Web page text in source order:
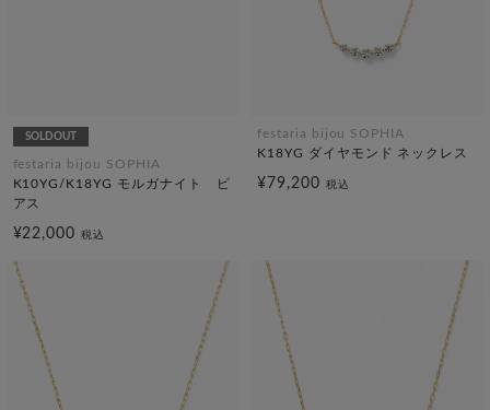
SOLDOUT
festaria bijou SOPHIA
K10YG/K18YG モルガナイト ピ
アス
¥22,000税込
festaria bijou SOPHIA
K18YG ダイヤモンド ネックレス
¥79,200 税込